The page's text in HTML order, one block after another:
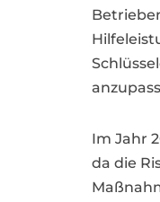
Im Jahr
da die